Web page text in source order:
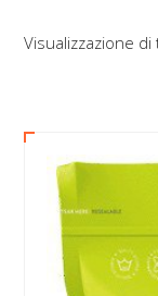
Visualizzazione